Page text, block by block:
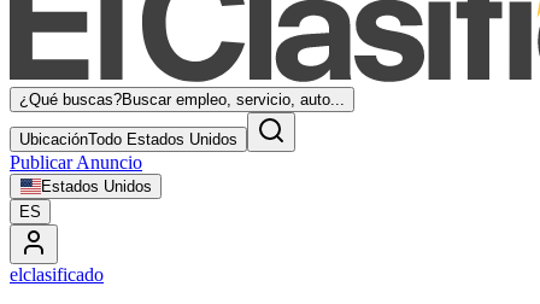
¿Qué buscas?Buscar empleo, servicio, auto...
UbicaciónTodo Estados Unidos
Publicar Anuncio
Estados Unidos
ES
elclasificado